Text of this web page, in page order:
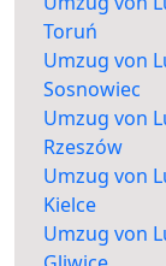
Toruń
Umzug von
Sosnowiec
Umzug von
Rzeszów
Umzug von
Kielce
Umzug von